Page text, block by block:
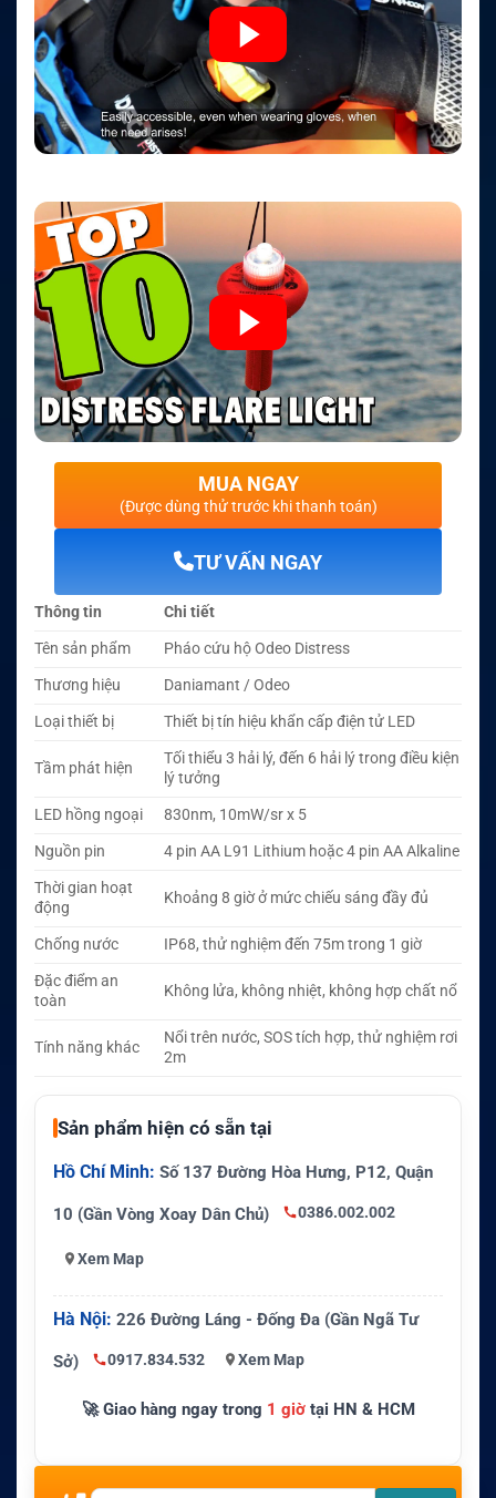
MUA NGAY
(Được dùng thử trước khi thanh toán)
TƯ VẤN NGAY
Thông tin
Chi tiết
Tên sản phẩm
Pháo cứu hộ Odeo Distress
Thương hiệu
Daniamant / Odeo
Loại thiết bị
Thiết bị tín hiệu khẩn cấp điện tử LED
Tầm phát hiện
Tối thiểu 3 hải lý, đến 6 hải lý trong điều kiện
lý tưởng
LED hồng ngoại
830nm, 10mW/sr x 5
Nguồn pin
4 pin AA L91 Lithium hoặc 4 pin AA Alkaline
Thời gian hoạt
động
Khoảng 8 giờ ở mức chiếu sáng đầy đủ
Chống nước
IP68, thử nghiệm đến 75m trong 1 giờ
Đặc điểm an
toàn
Không lửa, không nhiệt, không hợp chất nổ
Tính năng khác
Nổi trên nước, SOS tích hợp, thử nghiệm rơi
2m
Sản phẩm hiện có sẵn tại
Hồ Chí Minh: Số 137 Đường Hòa Hưng, P12, Quận
10 (Gần Vòng Xoay Dân Chủ) 0386.002.002
Xem Map
Hà Nội: 226 Đường Láng - Đống Đa (Gần Ngã Tư
Sở) 0917.834.532 Xem Map
🚀 Giao hàng ngay trong 1 giờtại HN & HCM